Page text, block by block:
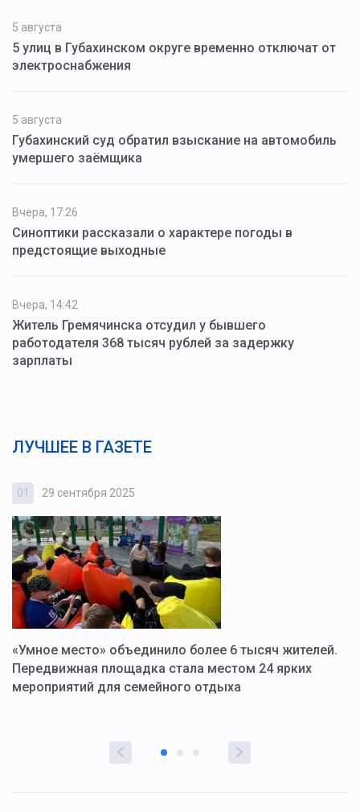
5 августа
5 улиц в Губахинском округе временно отключат от
электроснабжения
5 августа
Губахинский суд обратил взыскание на автомобиль
умершего заёмщика
Вчера, 17:26
Синоптики рассказали о характере погоды в
предстоящие выходные
Вчера, 14:42
Житель Гремячинска отсудил у бывшего
работодателя 368 тысяч рублей за задержку
зарплаты
ЛУЧШЕЕ В ГАЗЕТЕ
01 29 сентября 2025
«Умное место» объединило более 6 тысяч жителей.
Передвижная площадка стала местом 24 ярких
мероприятий для семейного отдыха